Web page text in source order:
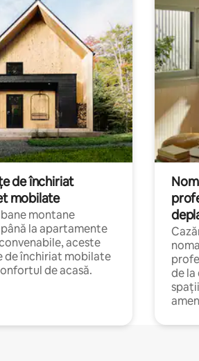
de închiriat
mobilate
montane
la apartamente
aceste
de închiriat mobilate
de acasă.
de la